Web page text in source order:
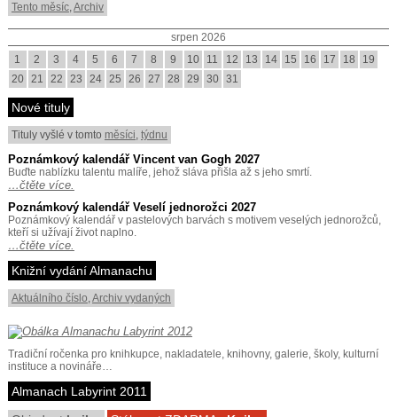
Tento měsíc,Archiv
srpen 2026
1
2 3 4 5 6 7 8 9 10 11 12 13 14 15 16 17 18
19
20 21 22 23 24 25 26 27 28 29 30 31
Nové tituly
Tituly vyšlé v tomto měsíci, týdnu
Poznámkový kalendář Vincent van Gogh 2027
Buďte nablízku talentu malíře, jehož sláva přišla až s jeho smrtí.
…čtěte více.
Poznámkový kalendář Veselí jednorožci 2027
Poznámkový kalendář v pastelových barvách s motivem veselých jednorožců,
kteří si užívají život naplno.
…čtěte více.
Knižní vydání Almanachu
Aktuálního číslo,Archiv vydaných
Tradiční ročenka pro knihkupce, nakladatele, knihovny, galerie, školy, kulturní
instituce a novináře…
Almanach Labyrint 2011